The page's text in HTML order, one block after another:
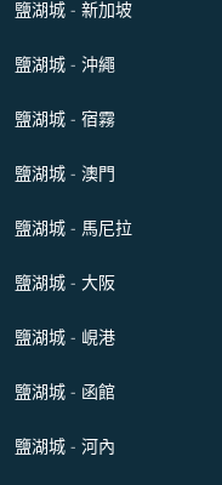
鹽湖城 - 新加坡
鹽湖城 - 沖繩
鹽湖城 - 宿霧
鹽湖城 - 澳門
鹽湖城 - 馬尼拉
鹽湖城 - 大阪
鹽湖城 - 峴港
鹽湖城 - 函館
鹽湖城 - 河內